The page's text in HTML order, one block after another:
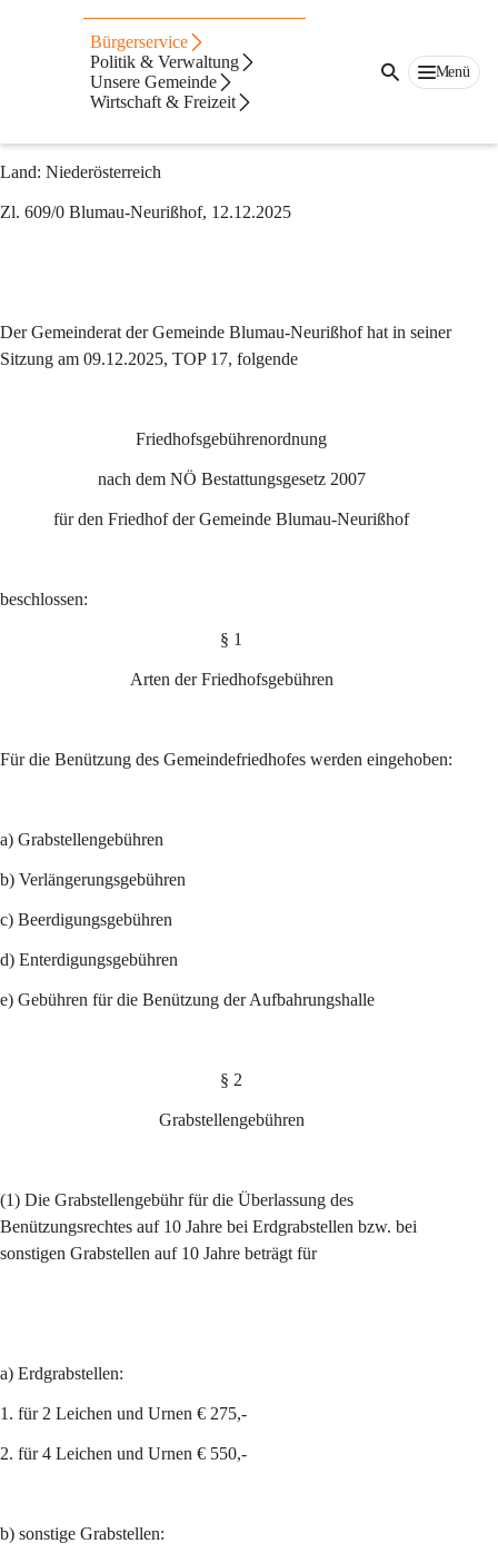
Bürgerservice
Politik & Verwaltung
Unsere Gemeinde
Wirtschaft & Freizeit
Menü
Friedhof
Gebührenordnung
: Blumau-Neurißhof
Land: Niederösterreich
Zl. 609/0 Blumau-Neurißhof, 12.12.2025
Der Gemeinderat der Gemeinde Blumau-Neurißhof hat in seiner
Sitzung am 09.12.2025, TOP 17, folgende
Friedhofsgebührenordnung
nach dem NÖ Bestattungsgesetz 2007
für den Friedhof der Gemeinde Blumau-Neurißhof
beschlossen:
§ 1
Arten der Friedhofsgebühren
Für die Benützung des Gemeindefriedhofes werden eingehoben:
a) Grabstellengebühren
b) Verlängerungsgebühren
c) Beerdigungsgebühren
d) Enterdigungsgebühren
e) Gebühren für die Benützung der Aufbahrungshalle
§ 2
Grabstellengebühren
(1) Die Grabstellengebühr für die Überlassung des
Benützungsrechtes auf 10 Jahre bei Erdgrabstellen bzw. bei
sonstigen Grabstellen auf 10 Jahre beträgt für
a) Erdgrabstellen:
1. für 2 Leichen und Urnen € 275,-
2. für 4 Leichen und Urnen € 550,-
b) sonstige Grabstellen: